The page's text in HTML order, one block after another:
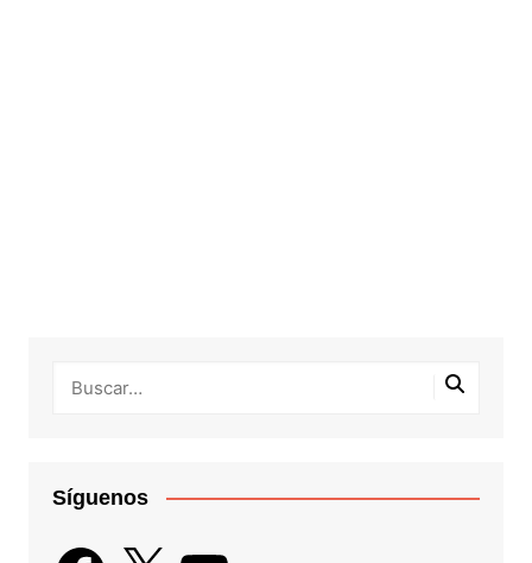
Síguenos
Facebook
X YouTube